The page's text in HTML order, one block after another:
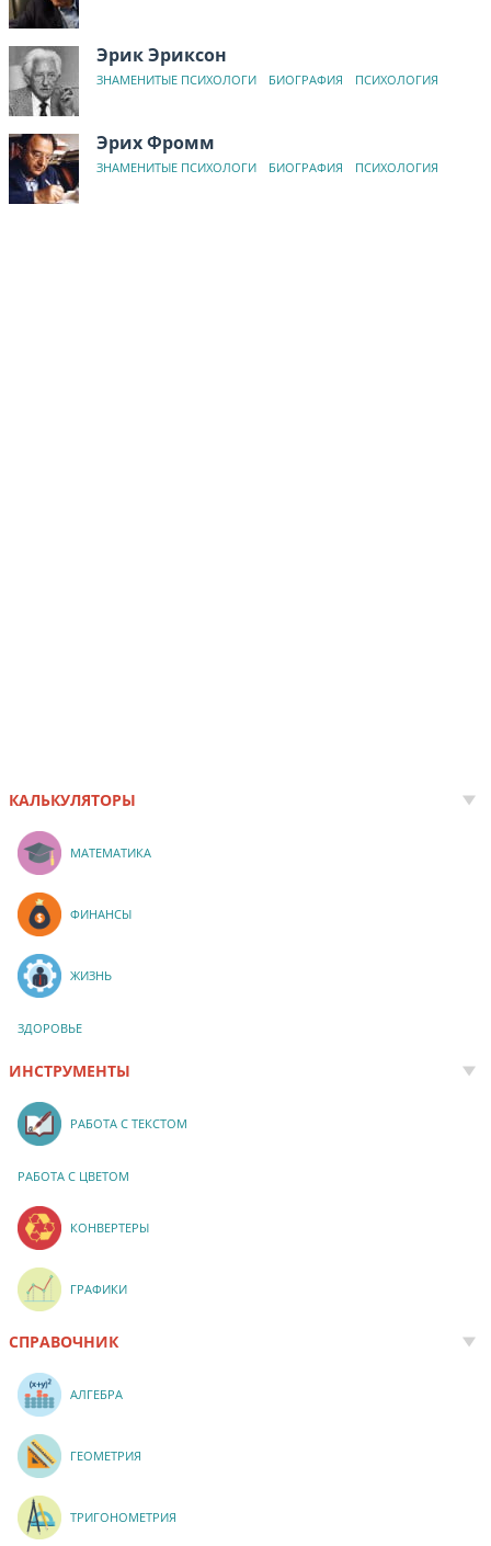
Эрик Эриксон
ЗНАМЕНИТЫЕ ПСИХОЛОГИ БИОГРАФИЯ ПСИХОЛОГИЯ
Эрих Фромм
ЗНАМЕНИТЫЕ ПСИХОЛОГИ БИОГРАФИЯ ПСИХОЛОГИЯ
КАЛЬКУЛЯТОРЫ
МАТЕМАТИКА
ФИНАНСЫ
ЖИЗНЬ
ЗДОРОВЬЕ
ИНСТРУМЕНТЫ
РАБОТА С ТЕКСТОМ
РАБОТА С ЦВЕТОМ
КОНВЕРТЕРЫ
ГРАФИКИ
СПРАВОЧНИК
АЛГЕБРА
ГЕОМЕТРИЯ
ТРИГОНОМЕТРИЯ